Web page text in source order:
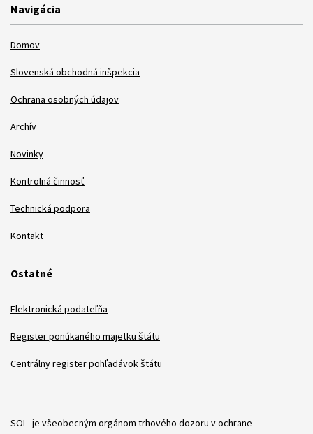
Navigácia
Domov
Slovenská obchodná inšpekcia
Ochrana osobných údajov
Archív
Novinky
Kontrolná činnosť
Technická podpora
Kontakt
Ostatné
Elektronická podateľňa
Register ponúkaného majetku štátu
Centrálny register pohľadávok štátu
Položky
SOI - je všeobecným orgánom trhového dozoru v ochrane